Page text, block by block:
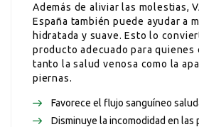
Además de aliviar las molestias,
España también puede ayudar a
hidratada y suave. Esto lo
producto adecuado para quienes
tanto la salud venosa como la
piernas.
Favorece el flujo sanguíneo
Disminuye la incomodidad en las